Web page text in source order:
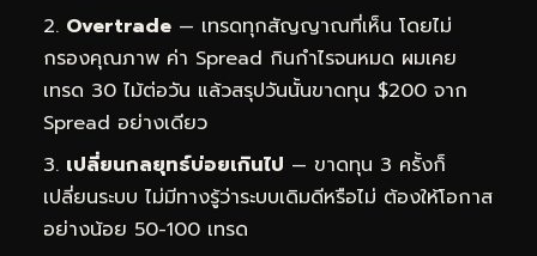
Overtrade — เทรดทุกสัญญาณที่เห็น โดยไม่
กรองคุณภาพ ค่า Spread กินกำไรจนหมด ผมเคย
เทรด 30 ไม้ต่อวัน แล้วสรุปวันนั้นขาดทุน $200 จาก
Spread อย่างเดียว
เปลี่ยนกลยุทธ์บ่อยเกินไป — ขาดทุน 3 ครั้งก็
เปลี่ยนระบบ ไม่มีทางรู้ว่าระบบเดิมดีหรือไม่ ต้องให้โอกาส
อย่างน้อย 50-100 เทรด